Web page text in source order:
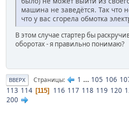
машина не заведётся. Так что
что у вас сгорела обмотка
В этом случае стартер бы
оборотах - я правильно понимаю?
ВВЕРХ Страницы 1 ... 105 106
113 114 115 116 117 118 119 120
200